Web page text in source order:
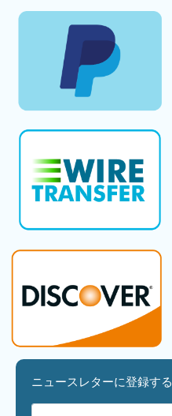
ニュースレターに登録する